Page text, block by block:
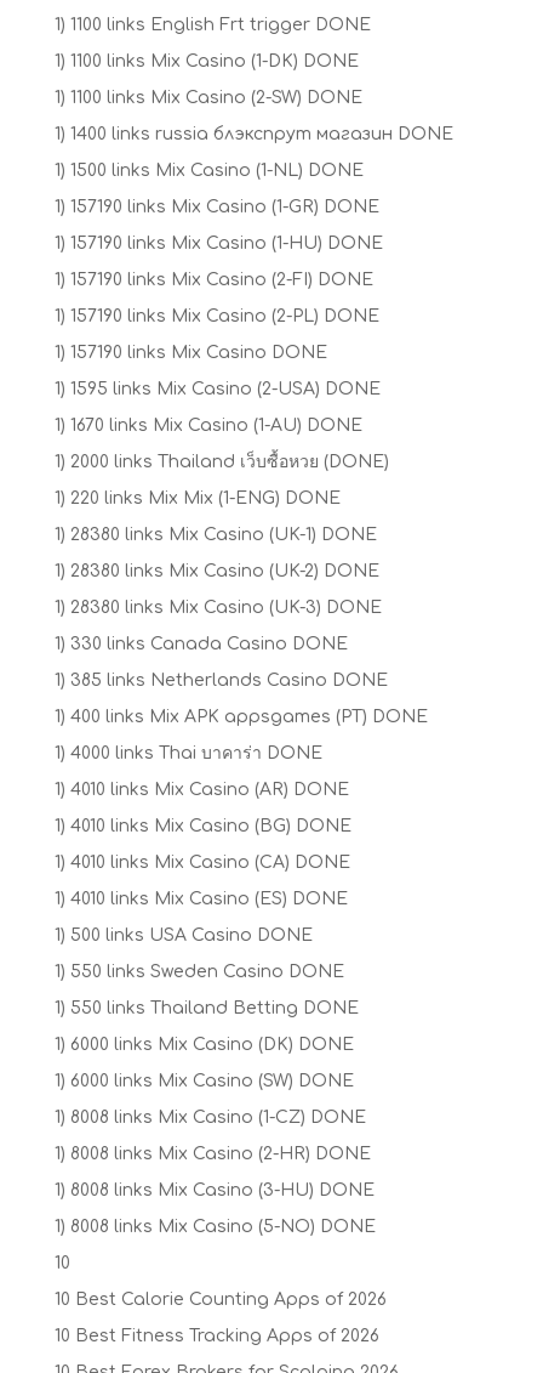
1) 1100 links English Frt trigger DONE
1) 1100 links Mix Casino (1-DK) DONE
1) 1100 links Mix Casino (2-SW) DONE
1) 1400 links russia блэкспрут магазин DONE
1) 1500 links Mix Casino (1-NL) DONE
1) 157190 links Mix Casino (1-GR) DONE
1) 157190 links Mix Casino (1-HU) DONE
1) 157190 links Mix Casino (2-FI) DONE
1) 157190 links Mix Casino (2-PL) DONE
1) 157190 links Mix Casino DONE
1) 1595 links Mix Casino (2-USA) DONE
1) 1670 links Mix Casino (1-AU) DONE
1) 2000 links Thailand เว็บซื้อหวย (DONE)
1) 220 links Mix Mix (1-ENG) DONE
1) 28380 links Mix Casino (UK-1) DONE
1) 28380 links Mix Casino (UK-2) DONE
1) 28380 links Mix Casino (UK-3) DONE
1) 330 links Canada Casino DONE
1) 385 links Netherlands Casino DONE
1) 400 links Mix APK appsgames (PT) DONE
1) 4000 links Thai บาคาร่า DONE
1) 4010 links Mix Casino (AR) DONE
1) 4010 links Mix Casino (BG) DONE
1) 4010 links Mix Casino (CA) DONE
1) 4010 links Mix Casino (ES) DONE
1) 500 links USA Casino DONE
1) 550 links Sweden Casino DONE
1) 550 links Thailand Betting DONE
1) 6000 links Mix Casino (DK) DONE
1) 6000 links Mix Casino (SW) DONE
1) 8008 links Mix Casino (1-CZ) DONE
1) 8008 links Mix Casino (2-HR) DONE
1) 8008 links Mix Casino (3-HU) DONE
1) 8008 links Mix Casino (5-NO) DONE
10
10 Best Calorie Counting Apps of 2026
10 Best Fitness Tracking Apps of 2026